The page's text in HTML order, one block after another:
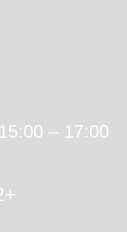
15:00 – 17:00